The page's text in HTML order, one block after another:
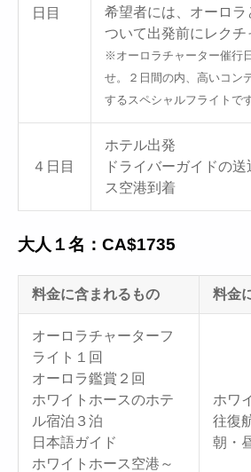
日目
希望者には、オーロラ
ついて出発前にレクチ
※オーロラチャーター催行
せ。２日間の内、高いコン
するスペシャルフライトです
４日目
ホテル出発
ドライバーガイドの
ス空港到着
大人１名：CA$1735
料金に含まれるもの 料金
オーロラチャーターフ
ライト１回
オーロラ鑑賞２回
ホワイトホースのホテ
ル宿泊３泊
日本語ガイド
ホワイトホース空港～
ホワ
往復
朝・